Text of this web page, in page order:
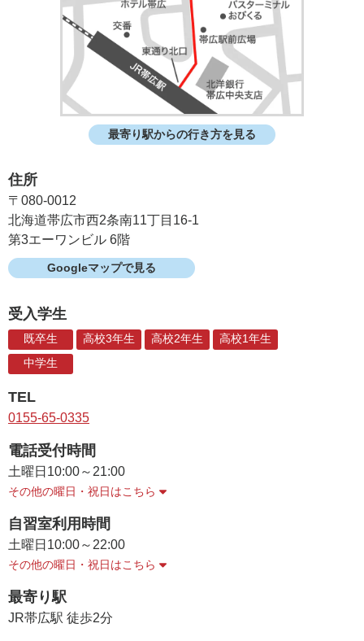
最寄り駅からの行き方を見る
住所
〒080-0012
北海道帯広市西2条南11丁目16-1
第3エーワンビル 6階
Googleマップで見る
受入学生
既卒生 高校3年生 高校2年生
高校1年生
中学生
TEL
0155-65-0335
電話受付時間
土曜日 10:00～21:00
その他の曜日・祝日はこちら
自習室利用時間
土曜日 10:00～22:00
その他の曜日・祝日はこちら
最寄り駅
JR帯広駅 徒歩2分